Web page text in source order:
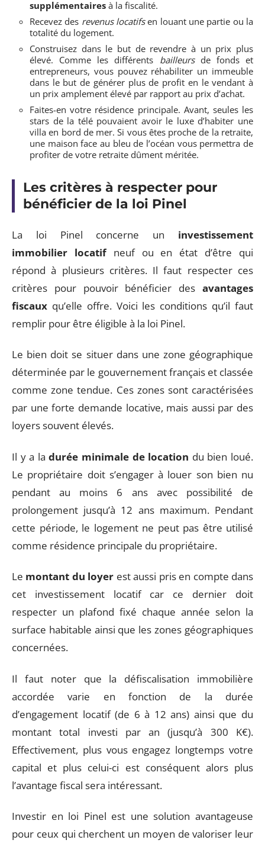
supplémentaires à la fiscalité.
Recevez des revenus locatifsen louant une partie ou la
totalité du logement.
Construisez dans le but de revendre à un prix plus
élevé. Comme les différents bailleursde fonds et
entrepreneurs, vous pouvez réhabiliter un immeuble
dans le but de générer plus de profit en le vendant à
un prix amplement élevé par rapport au prix d’achat.
Faites-en votre résidence principale. Avant, seules les
stars de la télé pouvaient avoir le luxe d’habiter une
villa en bord de mer. Si vous êtes proche de la retraite,
une maison face au bleu de l’océan vous permettra de
profiter de votre retraite dûment méritée.
Les critères à respecter pour
bénéficier de la loi Pinel
La loi Pinel concerne un investissement
immobilier locatifneuf ou en état d’être qui
répond à plusieurs critères. Il faut respecter ces
critères pour pouvoir bénéficier des avantages
fiscaux qu’elle offre. Voici les conditions qu’il faut
remplir pour être éligible à la loi Pinel.
Le bien doit se situer dans une zone géographique
déterminée par le gouvernement français et classée
comme zone tendue. Ces zones sont caractérisées
par une forte demande locative, mais aussi par des
loyers souvent élevés.
Il y a ladurée minimale de location du bien loué.
Le propriétaire doit s’engager à louer son bien nu
pendant au moins 6 ans avec possibilité de
prolongement jusqu’à 12 ans maximum. Pendant
cette période, le logement ne peut pas être utilisé
comme résidence principale du propriétaire.
Le montant du loyer est aussi pris en compte dans
cet investissement locatif car ce dernier doit
respecter un plafond fixé chaque année selon la
surface habitable ainsi que les zones géographiques
concernées.
Il faut noter que la défiscalisation immobilière
accordée varie en fonction de la durée
d’engagement locatif (de 6 à 12 ans) ainsi que du
montant total investi par an (jusqu’à 300 K€).
Effectivement, plus vous engagez longtemps votre
capital et plus celui-ci est conséquent alors plus
l’avantage fiscal sera intéressant.
Investir en loi Pinel est une solution avantageuse
pour ceux qui cherchent un moyen de valoriser leur